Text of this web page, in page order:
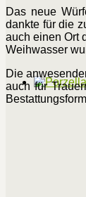
Das neue
dankte für die
auch einen Ort
Weihwasser
Die
auch für